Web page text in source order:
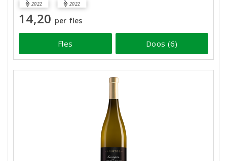
2022 2022
14,20 per fles
Fles Doos (6)